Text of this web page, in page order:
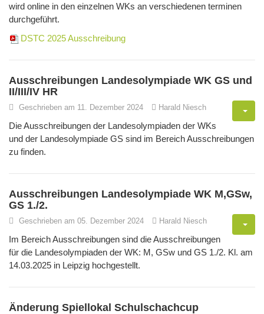
wird online in den einzelnen WKs an verschiedenen terminen
durchgeführt.
DSTC 2025 Ausschreibung
Ausschreibungen Landesolympiade WK GS und
II/III/IV HR
Geschrieben am 11. Dezember 2024 Harald Niesch
Die Ausschreibungen der Landesolympiaden der WKs
und der Landesolympiade GS sind im Bereich Ausschreibungen
zu finden.
Ausschreibungen Landesolympiade WK M,GSw,
GS 1./2.
Geschrieben am 05. Dezember 2024 Harald Niesch
Im Bereich Ausschreibungen sind die Ausschreibungen
für die Landesolympiaden der WK: M, GSw und GS 1./2. Kl. am
14.03.2025 in Leipzig hochgestellt.
Änderung Spiellokal Schulschachcup